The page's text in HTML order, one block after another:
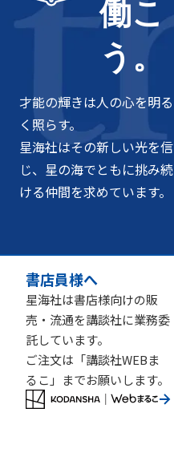
働こ
う。
才能の輝きは人の心を明る
く照らす。
星海社はその新しい光を信
じ、星の海でともに挑み続
ける仲間を求めています。
書店員様へ
星海社は書店様向けの販
売・流通を講談社に業務委
託しています。
ご注文は「講談社WEBま
るこ」までお願いします。